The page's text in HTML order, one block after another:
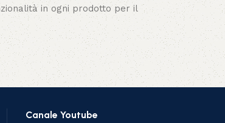
in ogni prodotto per il
Canale Youtube